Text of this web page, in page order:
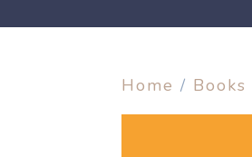
Home / Books